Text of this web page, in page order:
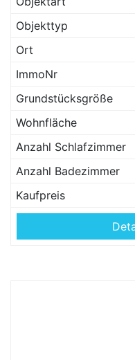
Objekttyp
Ort
ImmoNr
Grundstücksgröße
Wohnfläche
Anzahl Schlafzimmer
Anzahl Badezimmer
Kaufpreis